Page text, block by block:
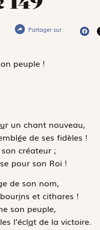
Partager sur :
peuple !
ur un chant nouveau,
ée de ses fidèles !
créateur ;
pour son Roi !
de son nom,
ins et cithares !
son peuple,
l’éclat de la victoire.